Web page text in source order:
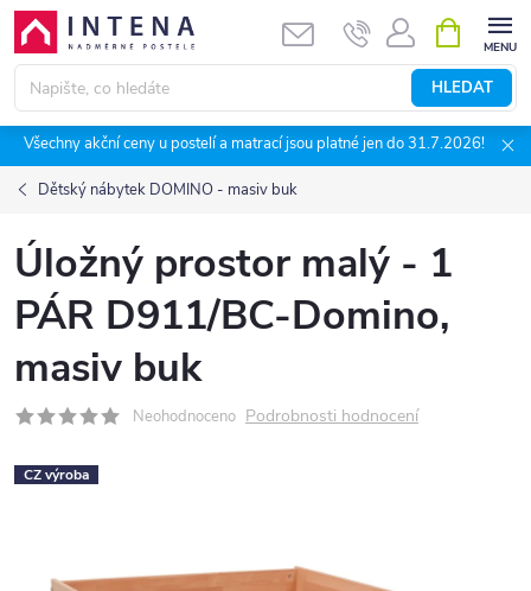
Přejít
obsah
HLEDAT
NÁKUPNÍ
KOŠÍK
Všechny akční ceny u postelí a matrací jsou platné jen do 31.7.2026!
Dětský nábytek DOMINO - masiv buk
Úložný prostor malý - 1
PÁR D911/BC-Domino,
masiv buk
Neohodnoceno Podrobnosti hodnocení
CZ výroba